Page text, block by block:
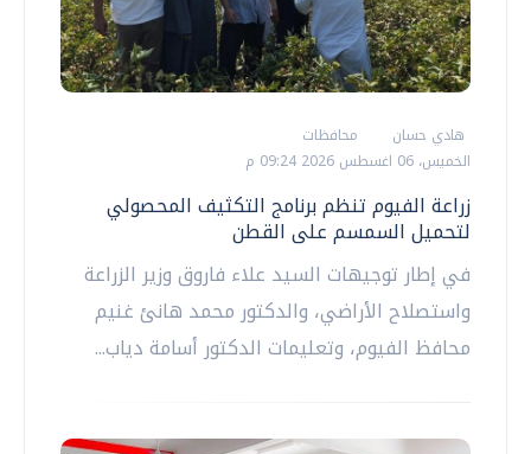
هادي حسان
محافظات
الخميس، 06 اغسطس 2026 09:24 م
زراعة الفيوم تنظم برنامج التكثيف المحصولي
لتحميل السمسم على القطن
في إطار توجيهات السيد علاء فاروق وزير الزراعة
واستصلاح الأراضي، والدكتور محمد هانئ غنيم
محافظ الفيوم، وتعليمات الدكتور أسامة دياب...